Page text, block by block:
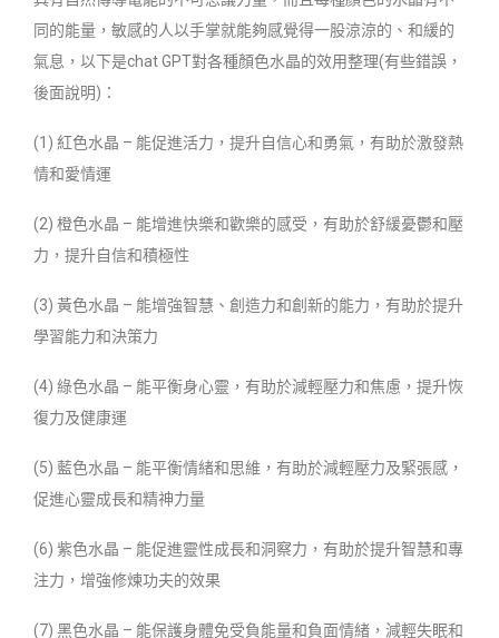
同的能量，敏感的人以手掌就能夠感覺得一股涼涼的、和緩的
氣息，以下是chat GPT對各種顏色水晶的效用整理(有些錯誤，
後面說明)：
(1) 紅色水晶 – 能促進活力，提升自信心和勇氣，有助於激發熱
情和愛情運
(2) 橙色水晶 – 能增進快樂和歡樂的感受，有助於舒緩憂鬱和壓
力，提升自信和積極性
(3) 黃色水晶 – 能增強智慧、創造力和創新的能力，有助於提升
學習能力和決策力
(4) 綠色水晶 – 能平衡身心靈，有助於減輕壓力和焦慮，提升恢
復力及健康運
(5) 藍色水晶 – 能平衡情緒和思維，有助於減輕壓力及緊張感，
促進心靈成長和精神力量
(6) 紫色水晶 – 能促進靈性成長和洞察力，有助於提升智慧和專
注力，增強修煉功夫的效果
(7) 黑色水晶 – 能保護身體免受負能量和負面情緒，減輕失眠和